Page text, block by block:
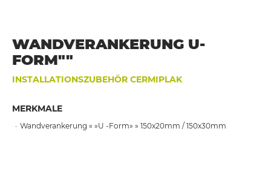
WANDVERANKERUNG U-
FORM""
INSTALLATIONSZUBEHÖR CERMIPLAK
MERKMALE
Wandverankerung « »U -Form» » 150x20mm / 150x30mm